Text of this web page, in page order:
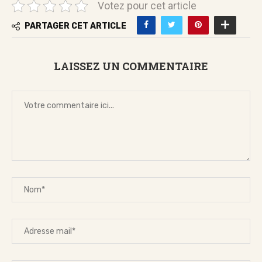
Votez pour cet article
PARTAGER CET ARTICLE
LAISSEZ UN COMMENTAIRE